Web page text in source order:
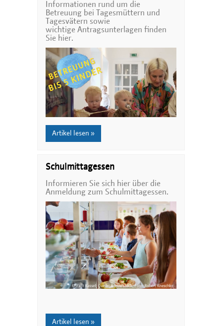
Informationen rund um die
Betreuung bei Tagesmüttern und
Tagesvätern sowie
wichtige Antragsunterlagen finden
Sie hier.
Artikel lesen »
Schulmittagessen
Informieren Sie sich hier über die
Anmeldung zum Schulmittagessen.
Artikel lesen »